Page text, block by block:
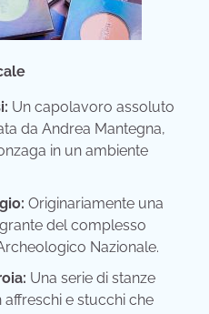
Un capolavoro assoluto
da Andrea Mantegna,
in un ambiente
Originariamente una
del complesso
Nazionale.
Una serie di stanze
e stucchi che